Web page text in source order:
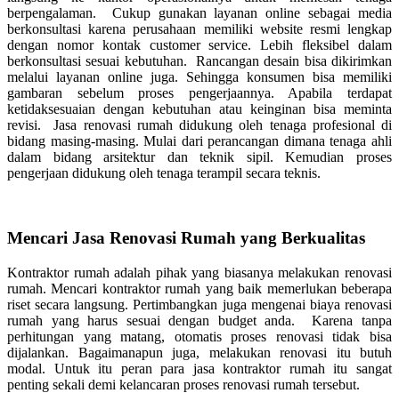
berpengalaman. Cukup gunakan layanan online sebagai media
berkonsultasi karena perusahaan memiliki website resmi lengkap
dengan nomor kontak customer service. Lebih fleksibel dalam
berkonsultasi sesuai kebutuhan. Rancangan desain bisa dikirimkan
melalui layanan online juga. Sehingga konsumen bisa memiliki
gambaran sebelum proses pengerjaannya. Apabila terdapat
ketidaksesuaian dengan kebutuhan atau keinginan bisa meminta
revisi. Jasa renovasi rumah didukung oleh tenaga profesional di
bidang masing-masing. Mulai dari perancangan dimana tenaga ahli
dalam bidang arsitektur dan teknik sipil. Kemudian proses
pengerjaan didukung oleh tenaga terampil secara teknis.
Mencari Jasa Renovasi Rumah yang Berkualitas
Kontraktor rumah adalah pihak yang biasanya melakukan renovasi
rumah. Mencari kontraktor rumah yang baik memerlukan beberapa
riset secara langsung. Pertimbangkan juga mengenai biaya renovasi
rumah yang harus sesuai dengan budget anda. Karena tanpa
perhitungan yang matang, otomatis proses renovasi tidak bisa
dijalankan. Bagaimanapun juga, melakukan renovasi itu butuh
modal. Untuk itu peran para jasa kontraktor rumah itu sangat
penting sekali demi kelancaran proses renovasi rumah tersebut.